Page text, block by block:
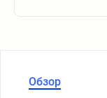
Обзор